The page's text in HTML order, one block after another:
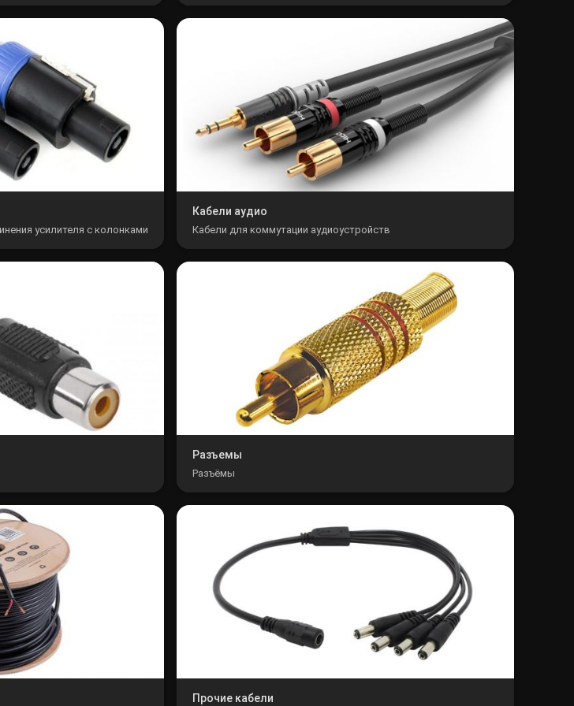
усилителя с колонками
Кабели аудио
Кабели для коммутации аудиоустройств
Разъемы
Разъёмы
Прочие кабели